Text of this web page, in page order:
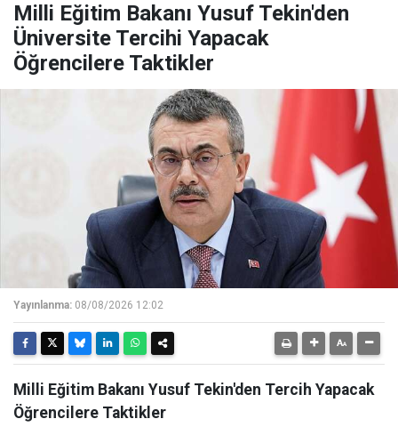
Milli Eğitim Bakanı Yusuf Tekin'den
Üniversite Tercihi Yapacak
Öğrencilere Taktikler
Yayınlanma: 08/08/2026 12:02
Milli Eğitim Bakanı Yusuf Tekin'den Tercih Yapacak
Öğrencilere Taktikler